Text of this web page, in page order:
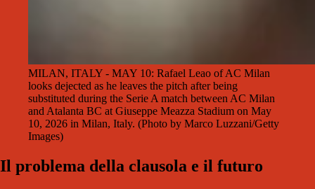
MILAN, ITALY - MAY 10: Rafael Leao of AC Milan
looks dejected as he leaves the pitch after being
substituted during the Serie A match between AC Milan
and Atalanta BC at Giuseppe Meazza Stadium on May
10, 2026 in Milan, Italy. (Photo by Marco Luzzani/Getty
Images)
Il problema della clausola e il futuro